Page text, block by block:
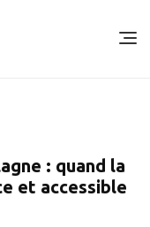
: quand la
et accessible